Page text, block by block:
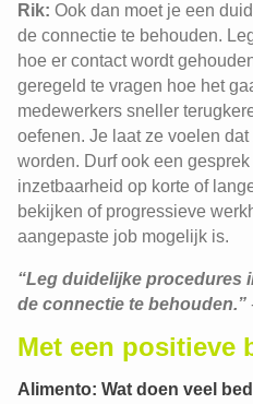
Rik: Ook dan moet je een
de connectie te behouden.
hoe er contact wordt
geregeld te vragen hoe het
medewerkers sneller
oefenen. Je laat ze voelen
worden. Durf ook een
inzetbaarheid op korte of
bekijken of progressieve
aangepaste job mogelijk is.
“Leg duidelijke procedures
de connectie te behouden.”
Met een positieve
Alimento: Wat doen veel